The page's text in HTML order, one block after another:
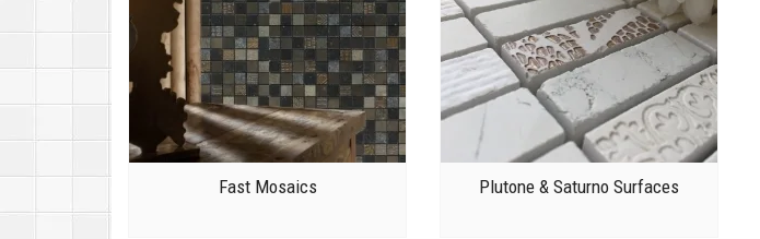
Fast Mosaics Plutone & Saturno Surfaces